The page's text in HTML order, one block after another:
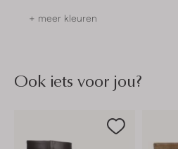
+ meer kleuren
Ook iets voor jou?